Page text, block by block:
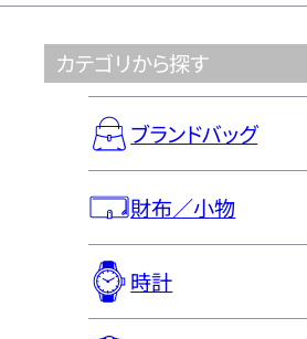
カテゴリから探す
ブランドバッグ
財布／小物
時計